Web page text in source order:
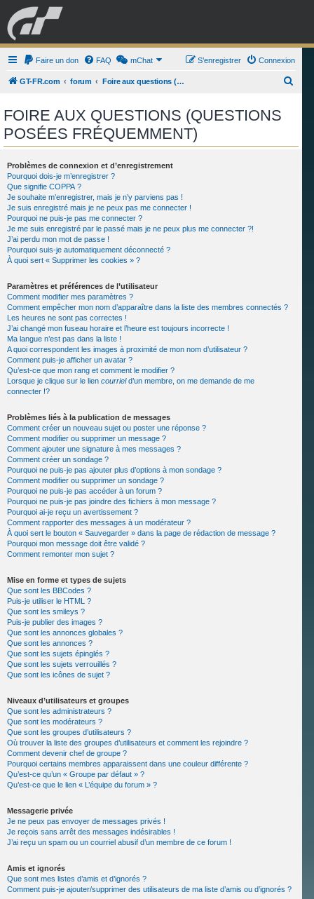
GRAN TURISMO FORUM
ESPORT BOUTIQUE
Faire un don FAQ mChat Connexion
S’enregistrer
GT-FR.com forum Foire aux questions (Questions posées fréquemment)
e
FOIRE AUX QUESTIONS (QUESTIONS
POSÉES FRÉQUEMMENT)
Problèmes de connexion et d’enregistrement
Pourquoi dois-je m’enregistrer ?
Que signifie COPPA ?
Je souhaite m’enregistrer, mais je n’y parviens pas !
Je suis enregistré mais je ne peux pas me connecter !
Pourquoi ne puis-je pas me connecter ?
Je me suis enregistré par le passé mais je ne peux plus me connecter ?!
J’ai perdu mon mot de passe !
Pourquoi suis-je automatiquement déconnecté ?
À quoi sert « Supprimer les cookies » ?
Paramètres et préférences de l’utilisateur
Comment modifier mes paramètres ?
Comment empêcher mon nom d’apparaître dans la liste des membres connectés ?
Les heures ne sont pas correctes !
J’ai changé mon fuseau horaire et l’heure est toujours incorrecte !
Ma langue n’est pas dans la liste !
A quoi correspondent les images à proximité de mon nom d’utilisateur ?
Comment puis-je afficher un avatar ?
Qu’est-ce que mon rang et comment le modifier ?
Lorsque je clique sur le lien courrield’un membre, on me demande de me
connecter !?
Problèmes liés à la publication de messages
Comment créer un nouveau sujet ou poster une réponse ?
Comment modifier ou supprimer un message ?
Comment ajouter une signature à mes messages ?
Comment créer un sondage ?
Pourquoi ne puis-je pas ajouter plus d’options à mon sondage ?
Comment modifier ou supprimer un sondage ?
Pourquoi ne puis-je pas accéder à un forum ?
Pourquoi ne puis-je pas joindre des fichiers à mon message ?
Pourquoi ai-je reçu un avertissement ?
Comment rapporter des messages à un modérateur ?
À quoi sert le bouton « Sauvegarder » dans la page de rédaction de message ?
Pourquoi mon message doit être validé ?
Comment remonter mon sujet ?
Mise en forme et types de sujets
Que sont les BBCodes ?
Puis-je utiliser le HTML ?
Que sont les smileys ?
Puis-je publier des images ?
Que sont les annonces globales ?
Que sont les annonces ?
Que sont les sujets épinglés ?
Que sont les sujets verrouillés ?
Que sont les icônes de sujet ?
Niveaux d’utilisateurs et groupes
Que sont les administrateurs ?
Que sont les modérateurs ?
Que sont les groupes d’utilisateurs ?
Où trouver la liste des groupes d’utilisateurs et comment les rejoindre ?
Comment devenir chef de groupe ?
Pourquoi certains membres apparaissent dans une couleur différente ?
Qu’est-ce qu’un « Groupe par défaut » ?
Qu’est-ce que le lien « L’équipe du forum » ?
Messagerie privée
Je ne peux pas envoyer de messages privés !
Je reçois sans arrêt des messages indésirables !
J’ai reçu un spam ou un courriel abusif d’un membre de ce forum !
Amis et ignorés
Que sont mes listes d’amis et d’ignorés ?
Comment puis-je ajouter/supprimer des utilisateurs de ma liste d’amis ou d’ignorés ?